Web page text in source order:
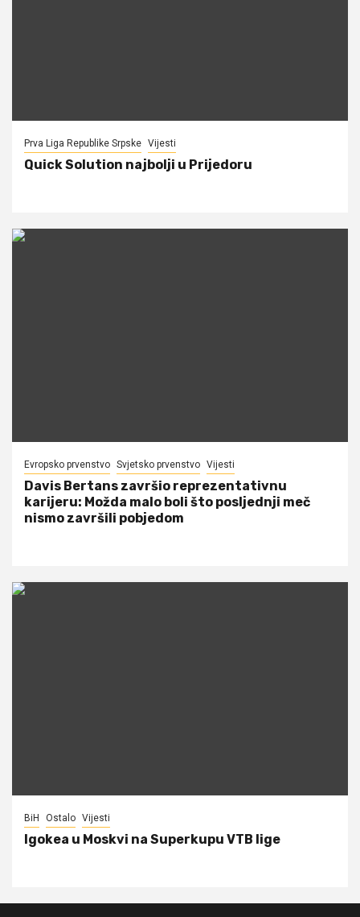
Prva Liga Republike Srpske Vijesti
Quick Solution najbolji u Prijedoru
Evropsko prvenstvo Svjetsko prvenstvo Vijesti
Davis Bertans završio reprezentativnu
karijeru: Možda malo boli što posljednji meč
nismo završili pobjedom
BiH Ostalo Vijesti
Igokea u Moskvi na Superkupu VTB lige